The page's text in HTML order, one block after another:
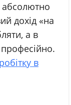
дохід «на
а в
в